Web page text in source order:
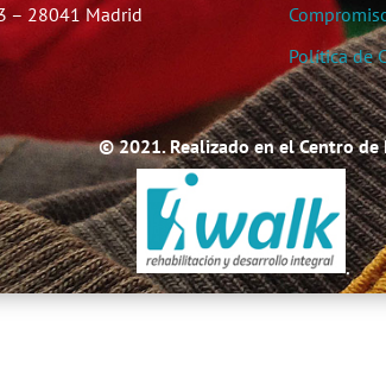
– 28041 Madrid
Política de
© 2021. Realizado en el Centro